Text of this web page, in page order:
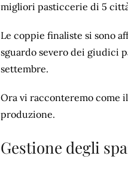
migliori pasticcerie di 5
Le coppie finaliste si sono
sguardo severo dei giudici
settembre.
Ora vi racconteremo come
produzione.
Gestione degli